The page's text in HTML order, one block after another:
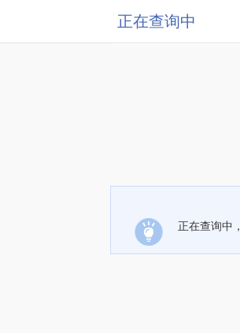
正在查询中
正在查询中